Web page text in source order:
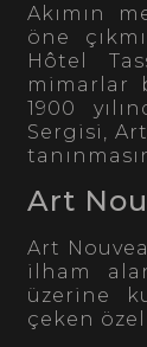
Akımın
öne
Hôtel
mimarlar
1900
Sergisi,
Art
Art
ilham
üzerine
çeken